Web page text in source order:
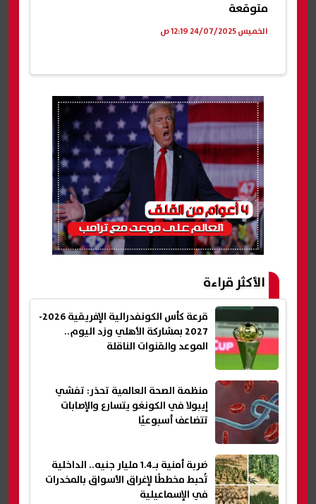
متوقعة
الخميس 24/07/2025 12:19 ص
الأكثر قراءة
قرعة كأس الكونفدرالية الإفريقية 2026-
2027 بمشاركة الأهلي وزد اليوم..
الموعد والقنوات الناقلة
منظمة الصحة العالمية تحذر: تفشي
إيبولا في الكونغو يتسارع والإصابات
تتضاعف أسبوعيًا
ضربة أمنية بـ1.4 مليار جنيه.. الداخلية
تُحبط مخططًا لإغراق الأسواق بالمخدرات
في الإسماعيلية